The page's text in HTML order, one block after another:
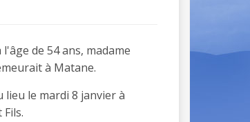
de 54 ans, madame
à Matane.
lieu le mardi 8 janvier à